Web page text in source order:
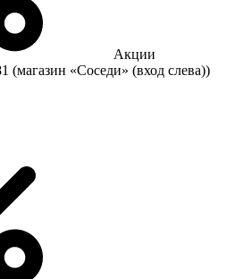
Акции
(магазин «Соседи» (вход слева))